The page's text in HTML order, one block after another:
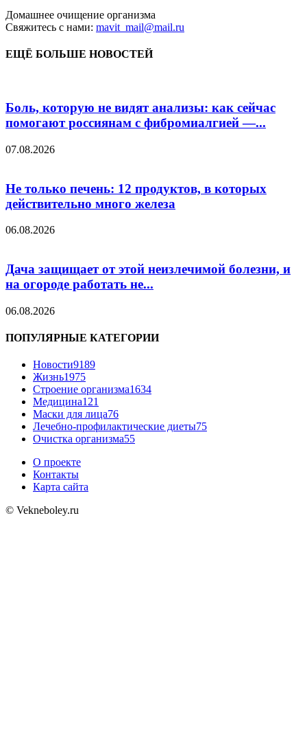
Домашнее очищение организма
Свяжитесь с нами: mavit_mail@mail.ru
ЕЩЁ БОЛЬШЕ НОВОСТЕЙ
Боль, которую не видят анализы: как сейчас
помогают россиянам с фибромиалгией —...
07.08.2026
Не только печень: 12 продуктов, в которых
действительно много железа
06.08.2026
Дача защищает от этой неизлечимой болезни, и
на огороде работать не...
06.08.2026
ПОПУЛЯРНЫЕ КАТЕГОРИИ
Новости9189
Жизнь1975
Строение организма1634
Медицина121
Маски для лица76
Лечебно-профилактические диеты75
Очистка организма55
О проекте
Контакты
Карта сайта
© Vekneboley.ru